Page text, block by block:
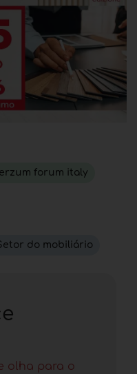
forum italy
do mobiliário
olha para o